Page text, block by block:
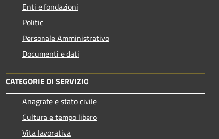
Enti e fondazioni
Politici
Personale Amministrativo
Documenti e dati
CATEGORIE DI SERVIZIO
Anagrafe e stato civile
Cultura e tempo libero
Vita lavorativa